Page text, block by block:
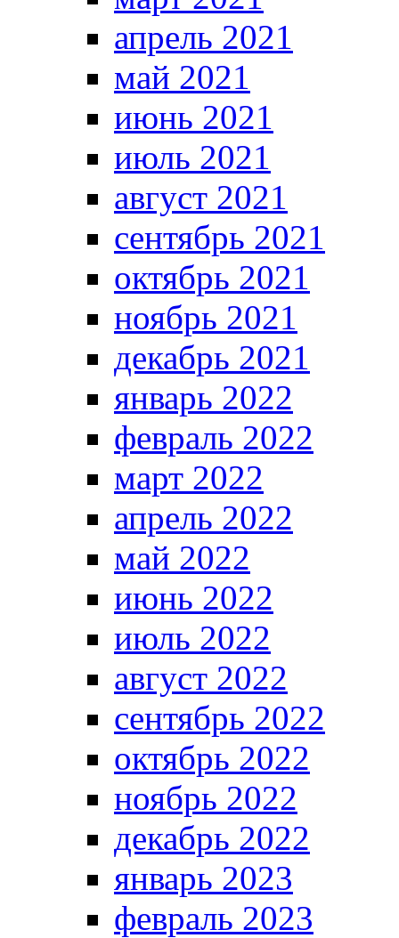
апрель 2021
май 2021
июнь 2021
июль 2021
август 2021
сентябрь 2021
октябрь 2021
ноябрь 2021
декабрь 2021
январь 2022
февраль 2022
март 2022
апрель 2022
май 2022
июнь 2022
июль 2022
август 2022
сентябрь 2022
октябрь 2022
ноябрь 2022
декабрь 2022
январь 2023
февраль 2023